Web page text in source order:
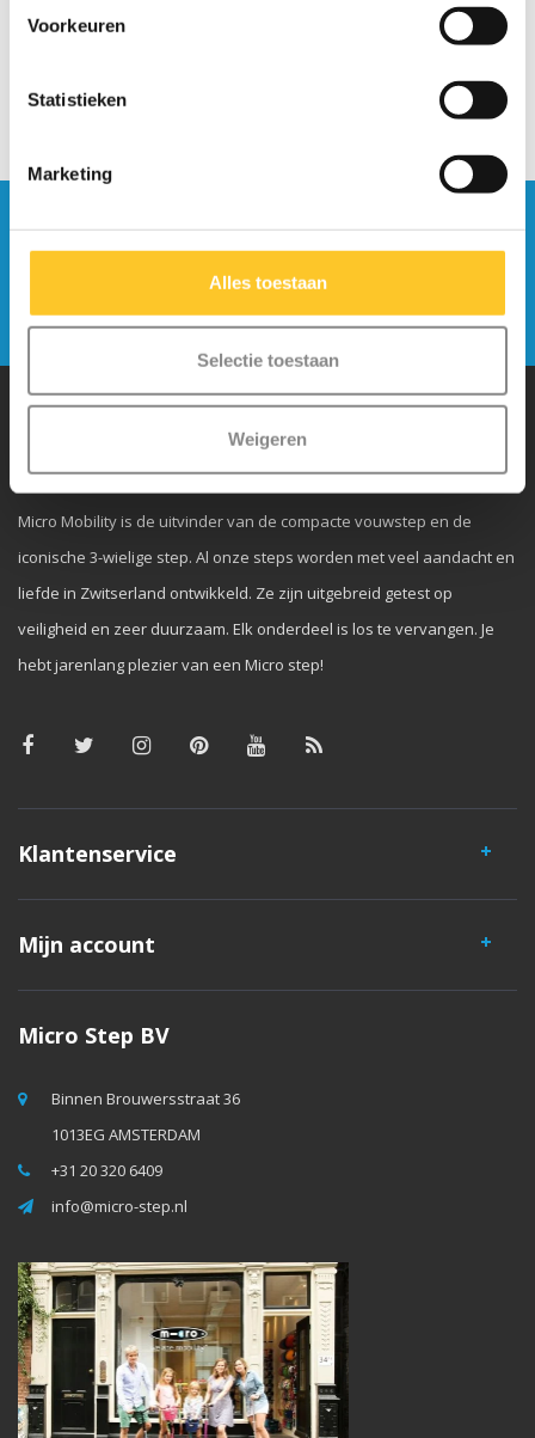
Voorkeuren
Statistieken
Marketing
Alles toestaan
Selectie toestaan
Weigeren
Blijf op de hoogte en schrijf je in voor onze
nieuwsbrief
Verstuur
Waarom Micro Step?
Micro Mobility is de uitvinder van de compacte vouwstep en de
iconische 3-wielige step. Al onze steps worden met veel aandacht en
liefde in Zwitserland ontwikkeld. Ze zijn uitgebreid getest op
veiligheid en zeer duurzaam. Elk onderdeel is los te vervangen. Je
hebt jarenlang plezier van een Micro step!
Klantenservice
Mijn account
Micro Step BV
Binnen Brouwersstraat 36
1013EG AMSTERDAM
+31 20 320 6409
info@micro-step.nl